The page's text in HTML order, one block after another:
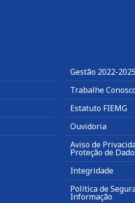
Gestão 2022-2025
Trabalhe
Estatuto FIEMG
Ouvidoria
Aviso de
Proteção de
Integridade
Política de
Informação